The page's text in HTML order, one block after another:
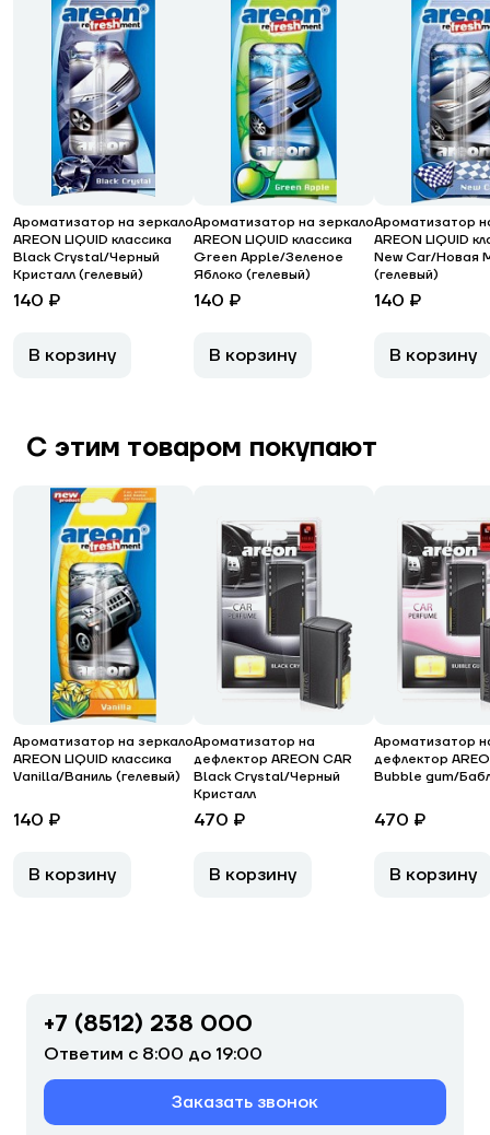
Ароматизатор на зеркало
AREON LIQUID классика
Black Crystal/Черный
Кристалл (гелевый)
140 ₽
В корзину
Ароматизатор на зеркало
AREON LIQUID классика
Green Apple/Зеленое
Яблоко (гелевый)
140 ₽
В корзину
Ароматизатор
AREON LIQUID
New Car/Новая
(гелевый)
140 ₽
В корзину
С этим товаром покупают
Ароматизатор на зеркало
AREON LIQUID классика
Vanilla/Ваниль (гелевый)
140 ₽
В корзину
Ароматизатор на
дефлектор AREON CAR
Black Crystal/Черный
Кристалл
470 ₽
В корзину
Ароматизатор
дефлектор
Bubble gum/
470 ₽
В корзину
+7 (8512) 238 000
Ответим с 8:00 до 19:00
Заказать звонок